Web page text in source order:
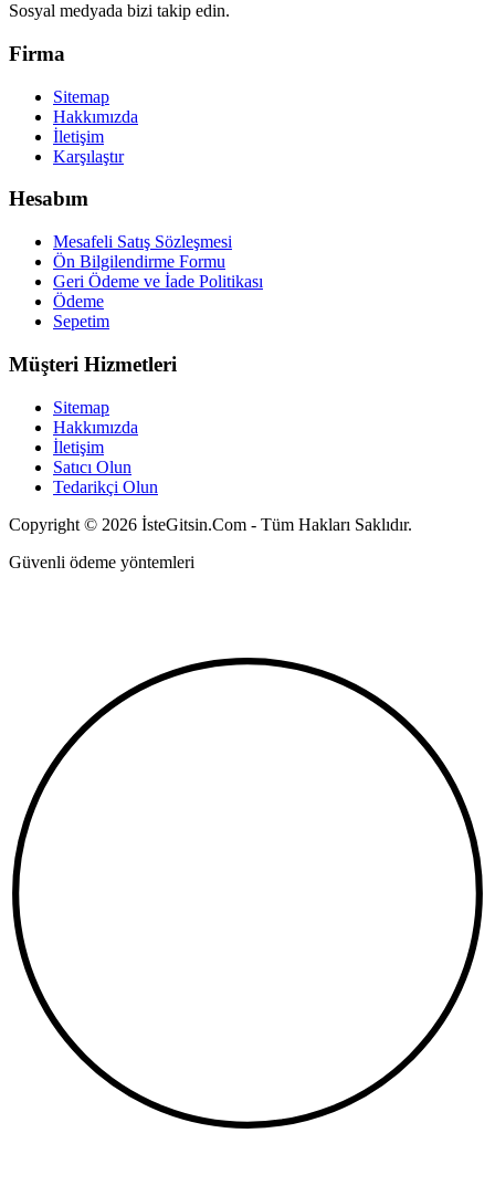
Sosyal medyada bizi takip edin.
Firma
Sitemap
Hakkımızda
İletişim
Karşılaştır
Hesabım
Mesafeli Satış Sözleşmesi
Ön Bilgilendirme Formu
Geri Ödeme ve İade Politikası
Ödeme
Sepetim
Müşteri Hizmetleri
Sitemap
Hakkımızda
İletişim
Satıcı Olun
Tedarikçi Olun
Copyright © 2026 İsteGitsin.Com - Tüm Hakları Saklıdır.
Güvenli ödeme yöntemleri